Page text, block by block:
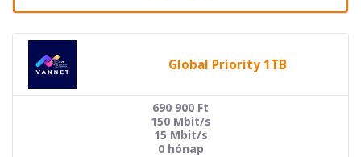
Global Priority 1TB
690 900 Ft
150 Mbit/s
15 Mbit/s
0 hónap